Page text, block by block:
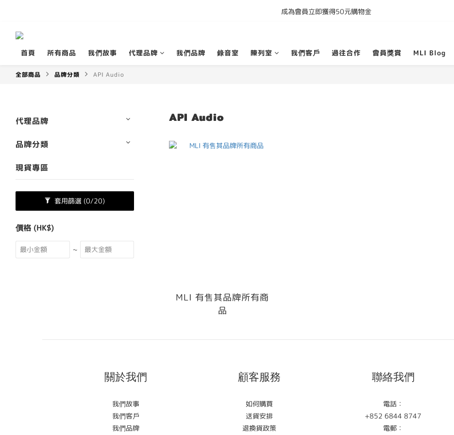
購買任何產品即享全港免運費
成為會員立即獲得50元購物金
首頁
所有商品 我們故事 代理品牌 我們品牌 錄音室 陳列室 我們客戶 過往合作 會員獎賞 MLI Blog
全部商品 品牌分類 API Audio
代理品牌
品牌分類
現貨專區
套用篩選 (0/20)
價格 (HK$)
~
API Audio
MLI 有售其品牌所有商
品
關於我們
我們故事
我們客戶
我們品牌
顧客服務
如何購買
送貨安排
退換貨政策
聯絡我們
電話：
+852 6844 8747
電郵：